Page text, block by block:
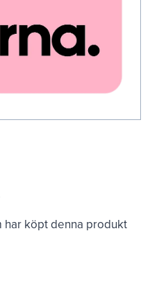
har köpt denna produkt